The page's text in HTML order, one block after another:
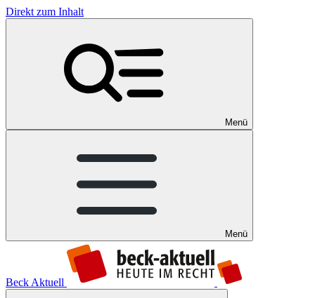
Direkt zum Inhalt
Menü
Menü
Beck Aktuell